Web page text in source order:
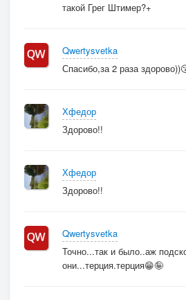
такой Грег Штимер?+
Qwertysvetka
Спасибо,за 2 раза
Хфедор
Здорово!!
Хфедор
Здорово!!
Qwertysvetka
Точно...так и было..аж
они...терция.терция😁🤪